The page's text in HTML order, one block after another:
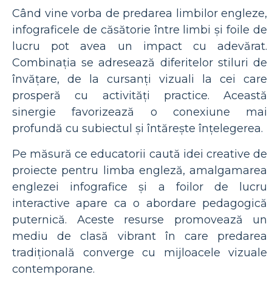
Când vine vorba de predarea limbilor engleze,
infograficele de căsătorie între limbi și foile de
lucru pot avea un impact cu adevărat.
Combinația se adresează diferitelor stiluri de
învățare, de la cursanți vizuali la cei care
prosperă cu activități practice. Această
sinergie favorizează o conexiune mai
profundă cu subiectul și întărește înțelegerea.
Pe măsură ce educatorii caută idei creative de
proiecte pentru limba engleză, amalgamarea
englezei infografice și a foilor de lucru
interactive apare ca o abordare pedagogică
puternică. Aceste resurse promovează un
mediu de clasă vibrant în care predarea
tradițională converge cu mijloacele vizuale
contemporane.